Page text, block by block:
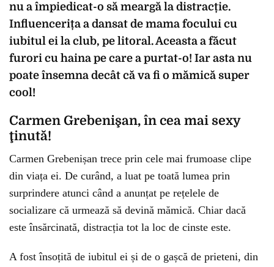
nu a împiedicat-o să meargă la distracție.
Influencerița a dansat de mama focului cu
iubitul ei la club, pe litoral. Aceasta a făcut
furori cu haina pe care a purtat-o! Iar asta nu
poate însemna decât că va fi o mămică super
cool!
Carmen Grebenişan, în cea mai sexy
ţinută!
Carmen Grebenișan trece prin cele mai frumoase clipe
din viața ei. De curând, a luat pe toată lumea prin
surprindere atunci când a anunțat pe rețelele de
socializare că urmează să devină mămică. Chiar dacă
este însărcinată, distracția tot la loc de cinste este.
A fost însoțită de iubitul ei și de o gașcă de prieteni, din